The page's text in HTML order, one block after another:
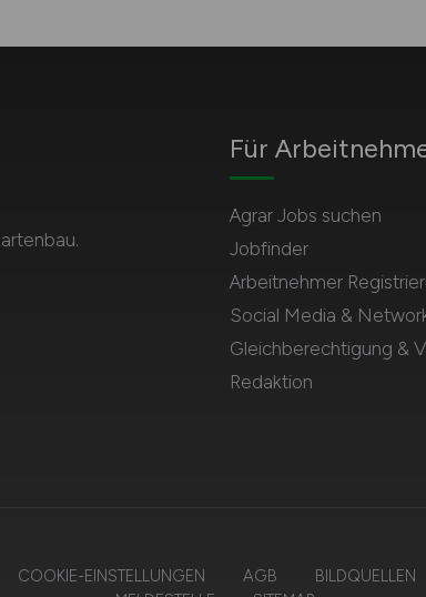
Für
Agrar Jobs suchen
Jobfinder
Arbeitnehmer
Social Media &
Gleichberechtigung &
Redaktion
COOKIE-EINSTELLUNGEN AGB BILDQUELLEN